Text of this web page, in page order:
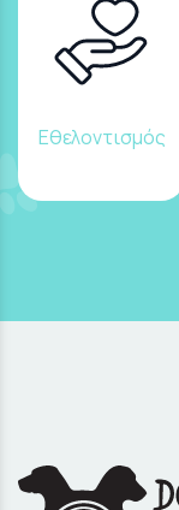
Εθελοντισμός